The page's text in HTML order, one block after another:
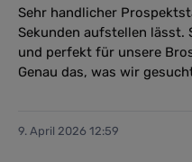
Sehr handlicher
Sekunden aufstellen
und perfekt für unsere
Genau das, was wir
9. April 2026 12:59